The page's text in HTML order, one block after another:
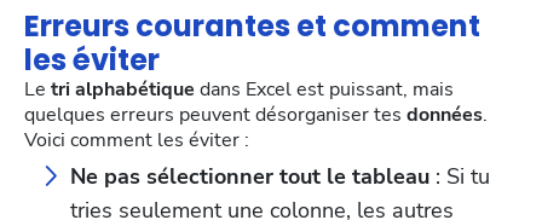
Erreurs courantes et comment
les éviter
Le tri alphabétique dans Excel est puissant, mais
quelques erreurs peuvent désorganiser tes données.
Voici comment les éviter :
Ne pas sélectionner tout le tableau : Si tu
tries seulement une colonne, les autres